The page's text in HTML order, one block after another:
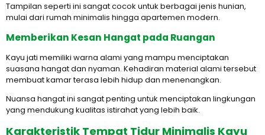
Tampilan seperti ini sangat cocok untuk berbagai jenis hunian,
mulai dari rumah minimalis hingga apartemen modern.
Memberikan Kesan Hangat pada Ruangan
Kayu jati memiliki warna alami yang mampu menciptakan
suasana hangat dan nyaman. Kehadiran material alami tersebut
membuat kamar terasa lebih hidup dan menenangkan.
Nuansa hangat ini sangat penting untuk menciptakan lingkungan
yang mendukung kualitas istirahat yang lebih baik.
Karakteristik Tempat Tidur Minimalis Kayu